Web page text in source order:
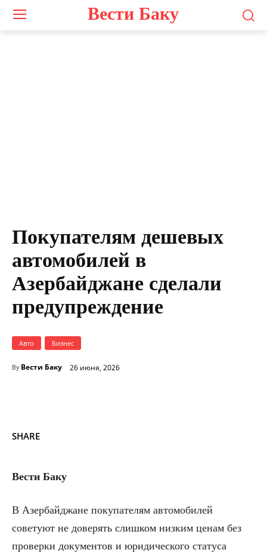
Вести Баку
Покупателям дешевых
автомобилей в
Азербайджане сделали
предупреждение
Авто Бизнес
By Вести Баку 26 июня, 2026
SHARE
Вести Баку
В Азербайджане покупателям автомобилей
советуют не доверять слишком низким ценам без
проверки документов и юридического статуса